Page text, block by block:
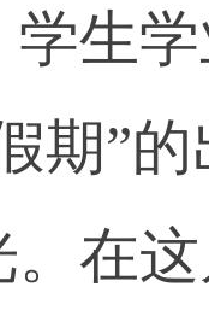
生
期”
。在